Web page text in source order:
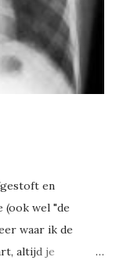
en
wel "de
waar ik de
altijd je